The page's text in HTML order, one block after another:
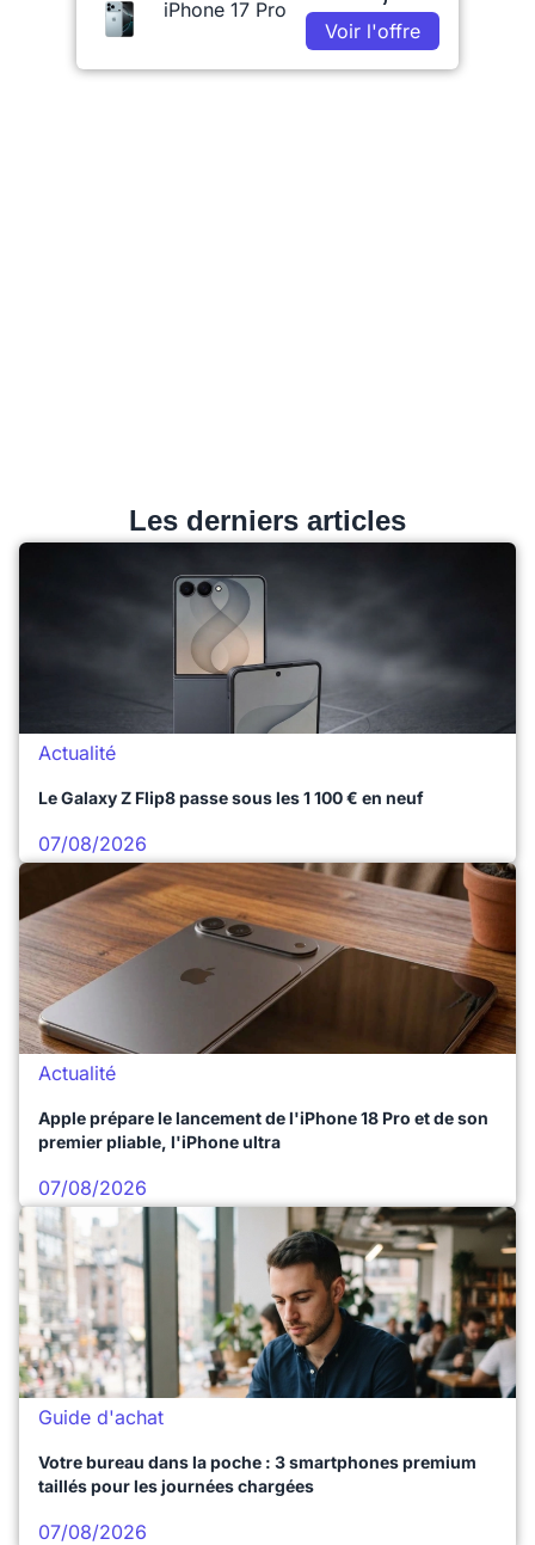
iPhone 17 Pro
Voir l'offre
Les derniers articles
Actualité
Le Galaxy Z Flip8 passe sous les 1 100 € en neuf
07/08/2026
Actualité
Apple prépare le lancement de l'iPhone 18 Pro et de son
premier pliable, l'iPhone ultra
07/08/2026
Guide d'achat
Votre bureau dans la poche : 3 smartphones premium
taillés pour les journées chargées
07/08/2026